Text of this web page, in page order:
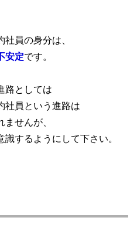
員の身分は、
安定です。
路としては
社員という進路は
せんが、
するようにして下さい。